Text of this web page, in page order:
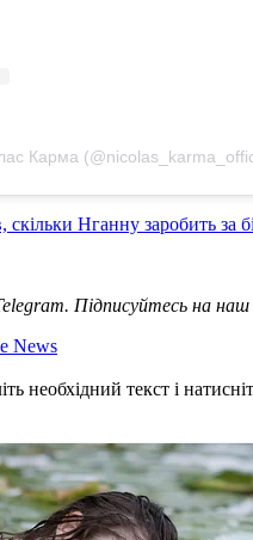
Карма
скільки Нганну заробить за
Підписуйтесь на наш
News
необхідний текст і